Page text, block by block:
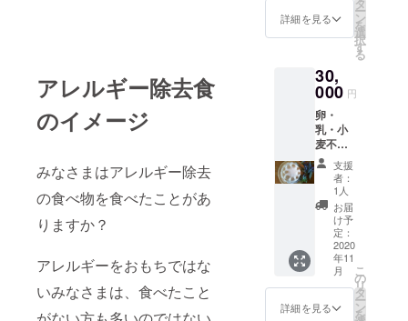
アレルギー除去食
のイメージ
みなさまはアレルギー除去
の食べ物を食べたことがあ
りますか？
アレルギーをおもちではな
いみなさまは、食べたこと
けいた
ティー
コー
ヒー豆
セッ
ト 冷
凍便に
て発送
可能
原材料
に大
豆・ゼ
ラチン
を含み
ます。
いろん
なお味
のケー
キをお
楽しみ
いただ
詳細を見る ー
ン
を
選
択
す
る
30,
000 円
卵・
乳・小
麦不使
用の生
デコ
レー
ション
ケーキ
１台と
２８品
目不使
用のガ
トー
ショコ
支援
者：
1人
お届
け予
定：
2020
年11
月
詳細を見る
こ
の
リ
タ
ー
ン
を